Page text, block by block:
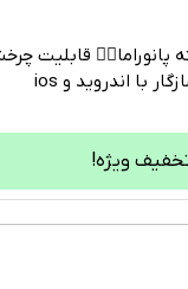
تلگرام
فیسبوک
پانوراما👈🏻 قابلیت
ویژه!